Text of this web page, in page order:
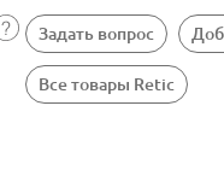
Задать вопрос
Все товары Retic